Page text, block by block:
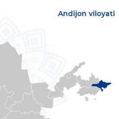
Andijon viloyati